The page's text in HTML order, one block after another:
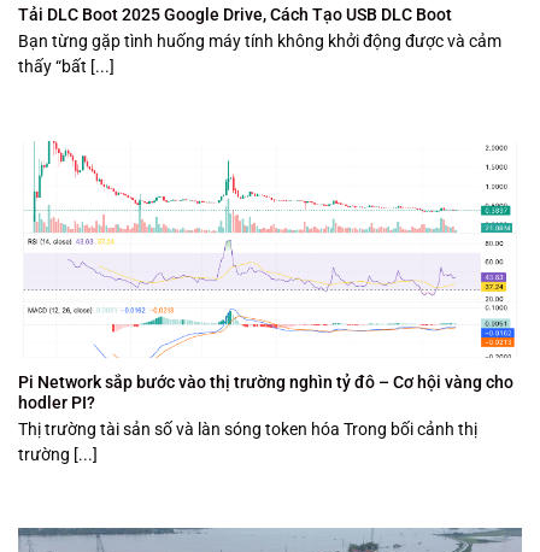
Tải DLC Boot 2025 Google Drive, Cách Tạo USB DLC Boot
Bạn từng gặp tình huống máy tính không khởi động được và cảm
thấy “bất [...]
Pi Network sắp bước vào thị trường nghìn tỷ đô – Cơ hội vàng cho
hodler PI?
Thị trường tài sản số và làn sóng token hóa Trong bối cảnh thị
trường [...]